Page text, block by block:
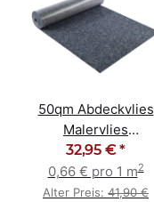
50qm Abdeckvlies
Malervlies
Schutzvlies 1m x
50m Rolle
32,95 €*
0,66 € pro 1 m2
Alter Preis: 41,90 €